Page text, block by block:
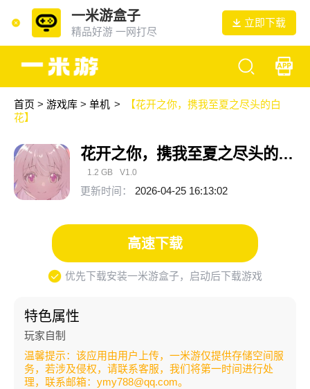
一米游盒子
精品好游 一网打尽
立即下载
首页 > 游戏库> 单机 >
【花开之你，携我至夏之尽头的白
花】
花开之你，携我至夏之尽头的白花
1.2 GB V1.0
更新时间： 2026-04-25 16:13:02
高速下载
优先下载安装一米游盒子，启动后下载游戏
特色属性
玩家自制
温馨提示：该应用由用户上传，一米游仅提供存储空间服
务，若涉及侵权，请联系客服，我们将第一时间进行处
理，联系邮箱：ymy788@qq.com。